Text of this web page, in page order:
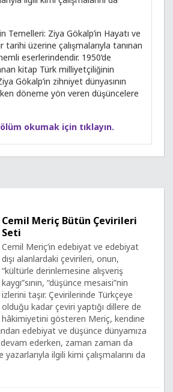
Temelleri: Ziya Gökalp’in Hayatı ve
tarihi üzerine çalışmalarıyla tanınan
eserlerindendir. 1950’de
kitap Türk milliyetçiliğinin
Gökalp’in zihniyet dünyasının
döneme yön veren düşüncelere
okumak için tıklayın.
Cemil Meriç Bütün Çevirileri
Seti
Cemil Meriç’in edebiyat ve edebiyat
dışı alanlardaki çevirileri, onun,
“kültürle derinlemesine alışveriş
kaygı”sının, “düşünce mesaisi”nin
izlerini taşır. Çevirilerinde Türkçeye
olduğu kadar çeviri yaptığı dillere de
hâkimiyetini gösteren Meriç, kendine
edebiyat ve düşünce dünyamıza
ederken, zaman zaman da
ilgili kimi çalışmalarını da